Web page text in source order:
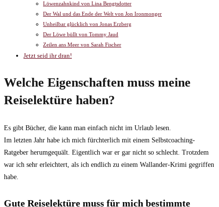
Löwenzahnkind von Lina Bengtsdotter
Der Wal und das Ende der Welt von Jon Ironmonger
Unheilbar glücklich von Jonas Erzberg
Der Löwe büllt von Tommy Jaud
Zeilen ans Meer von Sarah Fischer
Jetzt seid ihr dran!
Welche Eigenschaften muss meine
Reiselektüre haben?
Es gibt Bücher, die kann man einfach nicht im Urlaub lesen.
Im letzten Jahr habe ich mich fürchterlich mit einem Selbstcoaching-
Ratgeber herumgequält. Eigentlich war er gar nicht so schlecht. Trotzdem
war ich sehr erleichtert, als ich endlich zu einem Wallander-Krimi gegriffen
habe.
Gute Reiselektüre muss für mich bestimmte